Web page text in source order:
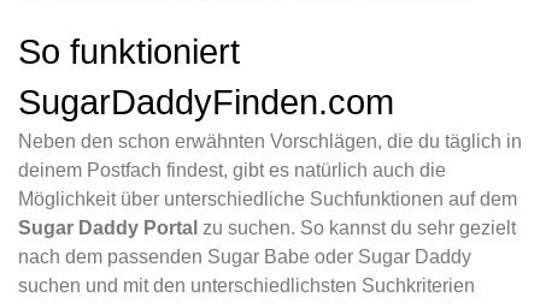
So funktioniert
SugarDaddyFinden.com
Neben den schon erwähnten Vorschlägen, die du täglich in
deinem Postfach findest, gibt es natürlich auch die
Möglichkeit über unterschiedliche Suchfunktionen auf dem
Sugar Daddy Portal zu suchen. So kannst du sehr gezielt
nach dem passenden Sugar Babe oder Sugar Daddy
suchen und mit den unterschiedlichsten Suchkriterien